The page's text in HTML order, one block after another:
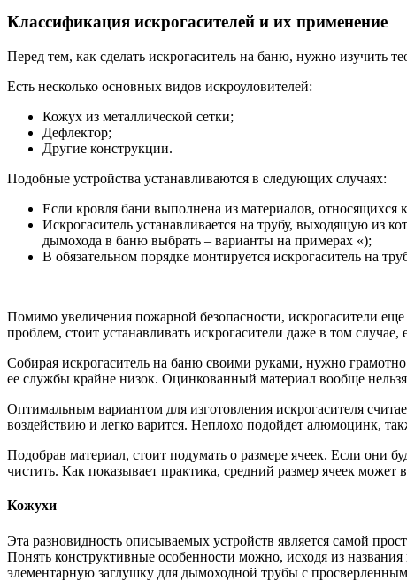
Классификация искрогасителей и их применение
Перед тем, как сделать искрогаситель на баню, нужно изучить
Есть несколько основных видов искроуловителей:
Кожух из металлической сетки;
Дефлектор;
Другие конструкции.
Подобные устройства устанавливаются в следующих случаях:
Если кровля бани выполнена из материалов, относящихся
Искрогаситель устанавливается на трубу, выходящую из
дымохода в баню выбрать – варианты на примерах «);
В обязательном порядке монтируется искрогаситель на
Помимо увеличения пожарной безопасности, искрогасители
проблем, стоит устанавливать искрогасители даже в том случае,
Собирая искрогаситель на баню своими руками, нужно
ее службы крайне низок. Оцинкованный материал вообще
Оптимальным вариантом для изготовления искрогасителя
воздействию и легко варится. Неплохо подойдет алюмоцинк,
Подобрав материал, стоит подумать о размере ячеек. Если они
чистить. Как показывает практика, средний размер ячеек может
Кожухи
Эта разновидность описываемых устройств является самой
Понять конструктивные особенности можно, исходя из
элементарную заглушку для дымоходной трубы с